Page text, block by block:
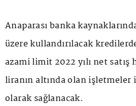
Anaparası banka
üzere kullandırılacak
azami limit 2022 yılı net satış
liranın altında olan
olarak sağlanacak.